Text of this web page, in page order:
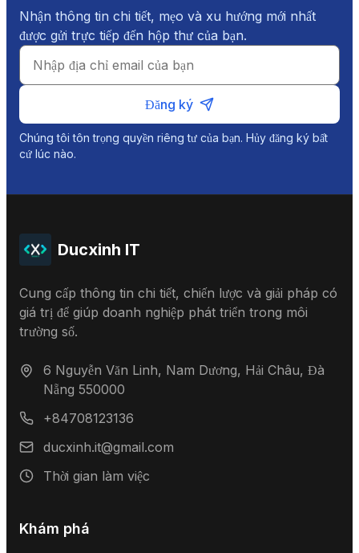
Nhận thông tin chi tiết, mẹo và xu hướng mới nhất
được gửi trực tiếp đến hộp thư của bạn.
Đăng ký
Chúng tôi tôn trọng quyền riêng tư của bạn. Hủy đăng ký bất
cứ lúc nào.
Ducxinh IT
Cung cấp thông tin chi tiết, chiến lược và giải pháp có
giá trị để giúp doanh nghiệp phát triển trong môi
trường số.
6 Nguyễn Văn Linh, Nam Dương, Hải Châu, Đà
Nẵng 550000
+84708123136
ducxinh.it@gmail.com
Thời gian làm việc
Khám phá